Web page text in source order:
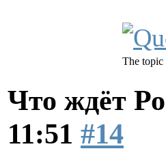
The topic
Что ждёт
11:51 #14